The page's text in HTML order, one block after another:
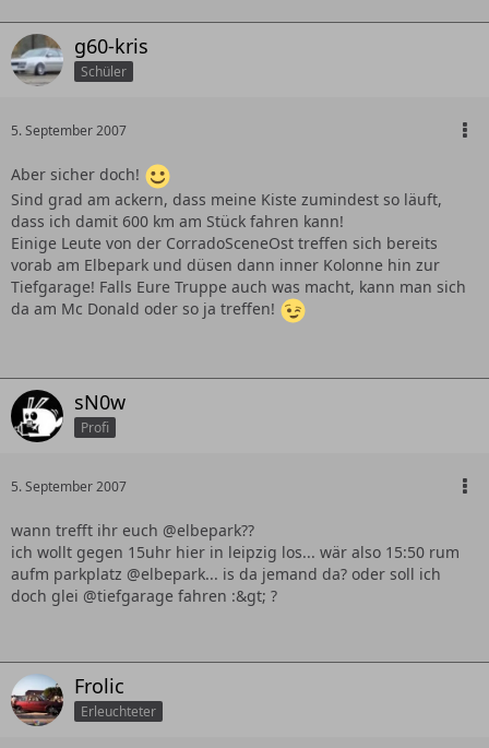
g60-kris
Schüler
5. September 2007
Aber sicher doch!
Sind grad am ackern, dass meine Kiste zumindest so läuft,
dass ich damit 600 km am Stück fahren kann!
Einige Leute von der CorradoSceneOst treffen sich bereits
vorab am Elbepark und düsen dann inner Kolonne hin zur
Tiefgarage! Falls Eure Truppe auch was macht, kann man sich
da am Mc Donald oder so ja treffen!
sN0w
Profi
5. September 2007
wann trefft ihr euch @elbepark??
ich wollt gegen 15uhr hier in leipzig los... wär also 15:50 rum
aufm parkplatz @elbepark... is da jemand da? oder soll ich
doch glei @tiefgarage fahren :&gt; ?
Frolic
Erleuchteter